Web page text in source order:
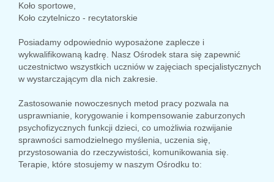
Koło sportowe,
Koło czytelniczo - recytatorskie
Posiadamy odpowiednio wyposażone zaplecze i
wykwalifikowaną kadrę. Nasz Ośrodek stara się zapewnić
uczestnictwo wszystkich uczniów w zajęciach specjalistycznych
w wystarczającym dla nich zakresie.
Zastosowanie nowoczesnych metod pracy pozwala na
usprawnianie, korygowanie i kompensowanie zaburzonych
psychofizycznych funkcji dzieci, co umożliwia rozwijanie
sprawności samodzielnego myślenia, uczenia się,
przystosowania do rzeczywistości, komunikowania się.
Terapie, które stosujemy w naszym Ośrodku to: